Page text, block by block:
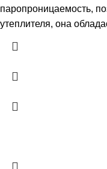
паропроницаемость,
утеплителя, она